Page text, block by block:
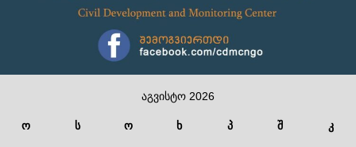
აგვისტო 2026
ო ს ო ხ პ შ კ